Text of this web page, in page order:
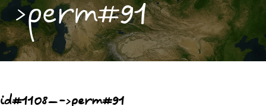
>perm#91
id#1108—->perm#91